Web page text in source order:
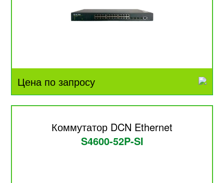
Цена по запросу
Коммутатор DCN Ethernet
S4600-52P-SI